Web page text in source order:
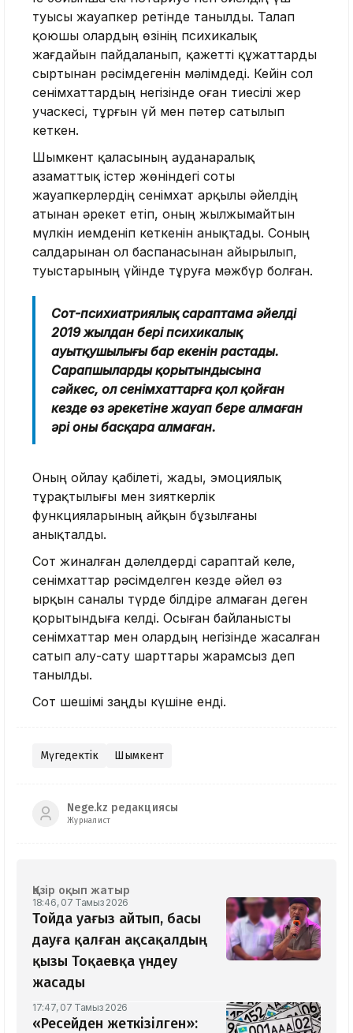
туысы жауапкер ретінде танылды. Талап
қоюшы олардың өзінің психикалық
жағдайын пайдаланып, қажетті құжаттарды
сыртынан рәсімдегенін мәлімдеді. Кейін сол
сенімхаттардың негізінде оған тиесілі жер
учаскесі, тұрғын үй мен пәтер сатылып
кеткен.
Шымкент қаласының ауданаралық
азаматтық істер жөніндегі соты
жауапкерлердің сенімхат арқылы әйелдің
атынан әрекет етіп, оның жылжымайтын
мүлкін иемденіп кеткенін анықтады. Соның
салдарынан ол баспанасынан айырылып,
туыстарының үйінде тұруға мәжбүр болған.
Сот-психиатриялық сараптама әйелдің
2019 жылдан бері психикалық
ауытқушылығы бар екенін растады.
Сарапшылардың қорытындысына
сәйкес, ол сенімхаттарға қол қойған
кезде өз әрекетіне жауап бере алмаған
әрі оны басқара алмаған.
Оның ойлау қабілеті, жады, эмоциялық
тұрақтылығы мен зияткерлік
функцияларының айқын бұзылғаны
анықталды.
Сот жиналған дәлелдерді сараптай келе,
сенімхаттар рәсімделген кезде әйел өз
ырқын саналы түрде білдіре алмаған деген
қорытындыға келді. Осыған байланысты
сенімхаттар мен олардың негізінде жасалған
сатып алу-сату шарттары жарамсыз деп
танылды.
Сот шешімі заңды күшіне енді.
Мүгедектік Шымкент
Nege.kz редакциясы
Журналист
Қазір оқып жатыр
18:46, 07 Тамыз 2026
Тойда уағыз айтып, басы
дауға қалған ақсақалдың
қызы Тоқаевқа үндеу
жасады
17:47, 07 Тамыз 2026
«Ресейден жеткізілген»: